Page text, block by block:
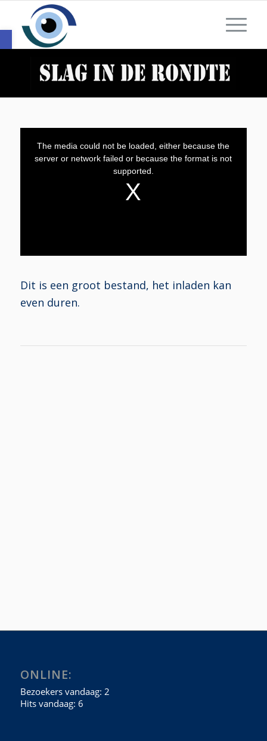
Toolbar openen
The media could not be loaded, either because the
server or network failed or because the format is not
supported.
Dit is een groot bestand, het inladen kan
even duren.
ONLINE: